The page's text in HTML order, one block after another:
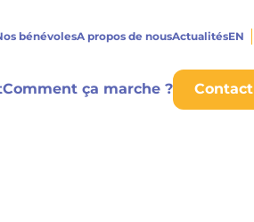
bénévolesA propos de nousActualitésEN
Comment ça marche ? Contact